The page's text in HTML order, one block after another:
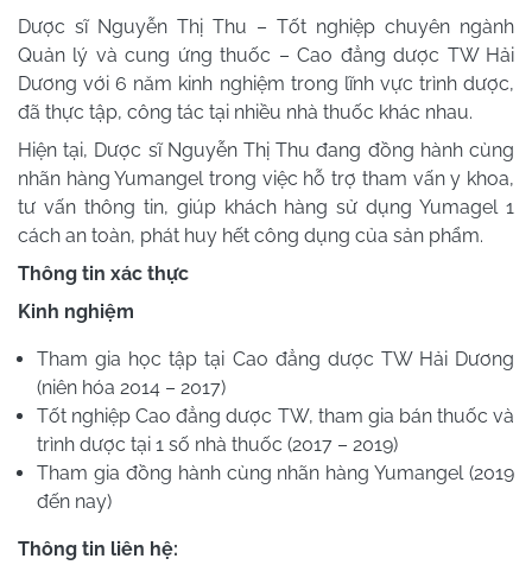
Dược sĩ Nguyễn Thị Thu – Tốt nghiệp chuyên ngành
Quản lý và cung ứng thuốc – Cao đẳng dược TW Hải
Dương với 6 năm kinh nghiệm trong lĩnh vực trình dược,
đã thực tập, công tác tại nhiều nhà thuốc khác nhau.
Hiện tại, Dược sĩ Nguyễn Thị Thu đang đồng hành cùng
nhãn hàng Yumangel trong việc hỗ trợ tham vấn y khoa,
tư vấn thông tin, giúp khách hàng sử dụng Yumagel 1
cách an toàn, phát huy hết công dụng của sản phẩm.
Thông tin xác thực
Kinh nghiệm
Tham gia học tập tại Cao đẳng dược TW Hải Dương
(niên hóa 2014 – 2017)
Tốt nghiệp Cao đẳng dược TW, tham gia bán thuốc và
trình dược tại 1 số nhà thuốc (2017 – 2019)
Tham gia đồng hành cùng nhãn hàng Yumangel (2019
đến nay)
Thông tin liên hệ: